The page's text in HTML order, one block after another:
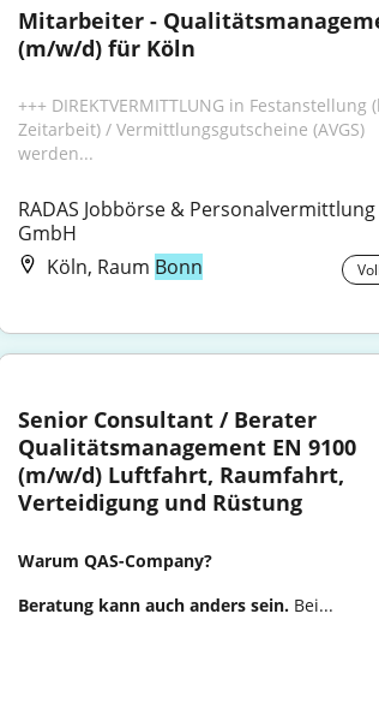
Mitarbeiter -
(m/w/d) für Köln
+++ DIREKTVERMITTLUNG in Festanstellung
Zeitarbeit) / Vermittlungsgutscheine (AVGS)
werden...
RADAS Jobbörse & Personalvermittlung
GmbH
Köln, Raum Bonn
Senior Consultant / Berater
Qualitätsmanagement EN 9100
(m/w/d) Luftfahrt, Raumfahrt,
Verteidigung und Rüstung
Warum QAS-Company?
Beratung kann auch anders sein. Bei...